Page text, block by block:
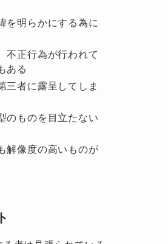
を明らかにする為に
不正行為が行われて
ある
三者に露呈してしま
のものを目立たない
解像度の高いものが